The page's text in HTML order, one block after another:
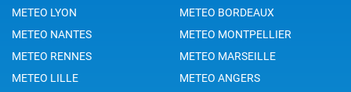
METEO LYON
METEO BORDEAUX
METEO NANTES
METEO MONTPELLIER
METEO RENNES
METEO MARSEILLE
METEO LILLE
METEO ANGERS